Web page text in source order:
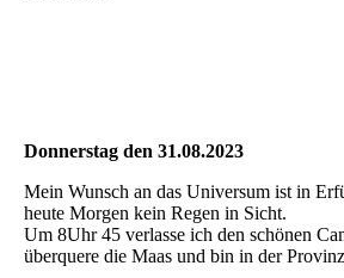
Donnerstag den 31.08.2023
Mein Wunsch an das Universum ist in
heute Morgen kein Regen in Sicht.
Um 8Uhr 45 verlasse ich den schönen
überquere die Maas und bin in der